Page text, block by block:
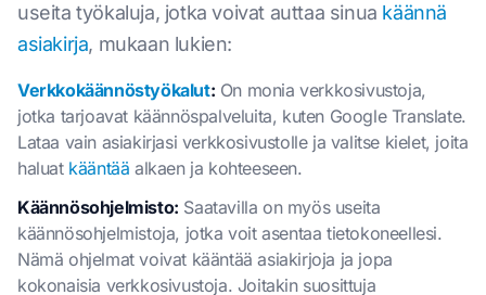
useita työkaluja, jotka voivat auttaa sinua käännä
asiakirja, mukaan lukien:
Verkkokäännöstyökalut: On monia verkkosivustoja,
jotka tarjoavat käännöspalveluita, kuten Google Translate.
Lataa vain asiakirjasi verkkosivustolle ja valitse kielet, joita
haluat kääntää alkaen ja kohteeseen.
Käännösohjelmisto: Saatavilla on myös useita
käännösohjelmistoja, jotka voit asentaa tietokoneellesi.
Nämä ohjelmat voivat kääntää asiakirjoja ja jopa
kokonaisia verkkosivustoja. Joitakin suosittuja